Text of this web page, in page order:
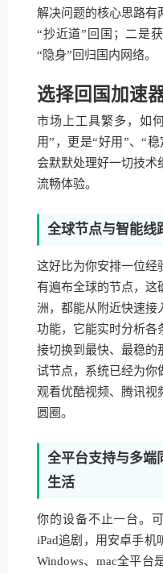
解决问题的核心思路有
“抄近道”回国；二是
“隐身”回归国内网络。
选择回国加速
市场上工具繁多，如
用”，更是“好用”、“
会默默处理好一切技术
流畅体验。
全球节点与智能线
这好比为你安排一位经
有遍布全球的节点，这
洲，都能从附近快速接
功能，它能实时分析各
接切换到最快、最稳的
试节点，系统已经为你
观看优酷视频、腾讯视
圆圈。
全平台支持与多端
生活
你的设备不止一台。
iPad追剧，用安卓手机
Windows、mac全平台